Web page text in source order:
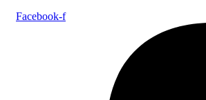
Facebook-f